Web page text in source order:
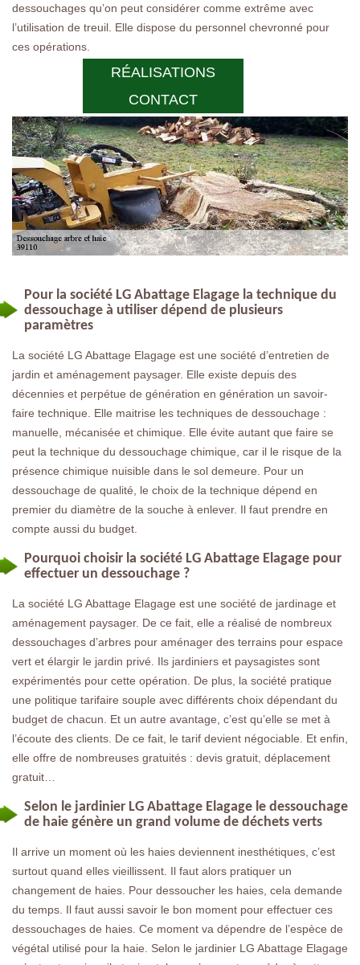
RÉALISATIONS
CONTACT
dessouchages qu’on peut considérer comme extrême avec
l’utilisation de treuil. Elle dispose du personnel chevronné pour
ces opérations.
Pour la société LG Abattage Elagage la technique du
dessouchage à utiliser dépend de plusieurs
paramètres
La société LG Abattage Elagage est une société d’entretien de
jardin et aménagement paysager. Elle existe depuis des
décennies et perpétue de génération en génération un savoir-
faire technique. Elle maitrise les techniques de dessouchage :
manuelle, mécanisée et chimique. Elle évite autant que faire se
peut la technique du dessouchage chimique, car il le risque de la
présence chimique nuisible dans le sol demeure. Pour un
dessouchage de qualité, le choix de la technique dépend en
premier du diamètre de la souche à enlever. Il faut prendre en
compte aussi du budget.
Pourquoi choisir la société LG Abattage Elagage pour
effectuer un dessouchage ?
La société LG Abattage Elagage est une société de jardinage et
aménagement paysager. De ce fait, elle a réalisé de nombreux
dessouchages d’arbres pour aménager des terrains pour espace
vert et élargir le jardin privé. Ils jardiniers et paysagistes sont
expérimentés pour cette opération. De plus, la société pratique
une politique tarifaire souple avec différents choix dépendant du
budget de chacun. Et un autre avantage, c’est qu’elle se met à
l’écoute des clients. De ce fait, le tarif devient négociable. Et enfin,
elle offre de nombreuses gratuités : devis gratuit, déplacement
gratuit…
Selon le jardinier LG Abattage Elagage le dessouchage
de haie génère un grand volume de déchets verts
Il arrive un moment où les haies deviennent inesthétiques, c’est
surtout quand elles vieillissent. Il faut alors pratiquer un
changement de haies. Pour dessoucher les haies, cela demande
du temps. Il faut aussi savoir le bon moment pour effectuer ces
dessouchages de haies. Ce moment va dépendre de l’espèce de
végétal utilisé pour la haie. Selon le jardinier LG Abattage Elagage